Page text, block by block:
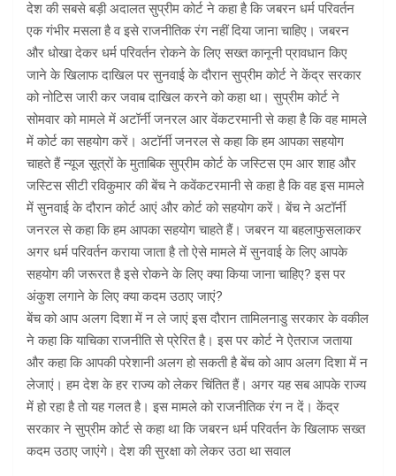
देश की सबसे बड़ी अदालत सुप्रीम कोर्ट ने कहा है कि जबरन धर्म परिवर्तन
एक गंभीर मसला है व इसे राजनीतिक रंग नहीं दिया जाना चाहिए। जबरन
और धोखा देकर धर्म परिवर्तन रोकने के लिए सख्त कानूनी प्रावधान किए
जाने के खिलाफ दाखिल पर सुनवाई के दौरान सुप्रीम कोर्ट ने केंद्र सरकार
को नोटिस जारी कर जवाब दाखिल करने को कहा था। सुप्रीम कोर्ट ने
सोमवार को मामले में अटॉर्नी जनरल आर वेंकटरमानी से कहा है कि वह मामले
में कोर्ट का सहयोग करें। अटॉर्नी जनरल से कहा कि हम आपका सहयोग
चाहते हैं न्यूज सूत्रों के मुताबिक सुप्रीम कोर्ट के जस्टिस एम आर शाह और
जस्टिस सीटी रविकुमार की बेंच ने कवेंकटरमानी से कहा है कि वह इस मामले
में सुनवाई के दौरान कोर्ट आएं और कोर्ट को सहयोग करें। बेंच ने अटॉर्नी
जनरल से कहा कि हम आपका सहयोग चाहते हैं। जबरन या बहलाफुसलाकर
अगर धर्म परिवर्तन कराया जाता है तो ऐसे मामले में सुनवाई के लिए आपके
सहयोग की जरूरत है इसे रोकने के लिए क्या किया जाना चाहिए? इस पर
अंकुश लगाने के लिए क्या कदम उठाए जाएं?
बेंच को आप अलग दिशा में न ले जाएं इस दौरान तामिलनाडु सरकार के वकील
ने कहा कि याचिका राजनीति से प्रेरित है। इस पर कोर्ट ने ऐतराज जताया
और कहा कि आपकी परेशानी अलग हो सकती है बेंच को आप अलग दिशा में न
लेजाएं। हम देश के हर राज्य को लेकर चिंतित हैं। अगर यह सब आपके राज्य
में हो रहा है तो यह गलत है। इस मामले को राजनीतिक रंग न दें। केंद्र
सरकार ने सुप्रीम कोर्ट से कहा था कि जबरन धर्म परिवर्तन के खिलाफ सख्त
कदम उठाए जाएंगे। देश की सुरक्षा को लेकर उठा था सवाल